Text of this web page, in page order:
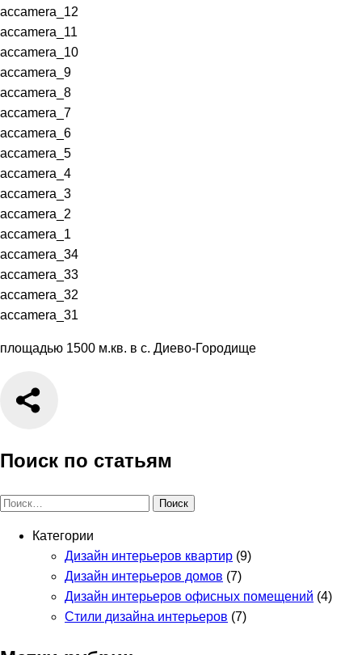
accamera_12
accamera_11
accamera_10
accamera_9
accamera_8
accamera_7
accamera_6
accamera_5
accamera_4
accamera_3
accamera_2
accamera_1
accamera_34
accamera_33
accamera_32
accamera_31
площадью 1500 м.кв. в с. Диево-Городище
Поиск по статьям
Найти:
Категории
Дизайн интерьеров квартир (9)
Дизайн интерьеров домов (7)
Дизайн интерьеров офисных помещений (4)
Стили дизайна интерьеров (7)